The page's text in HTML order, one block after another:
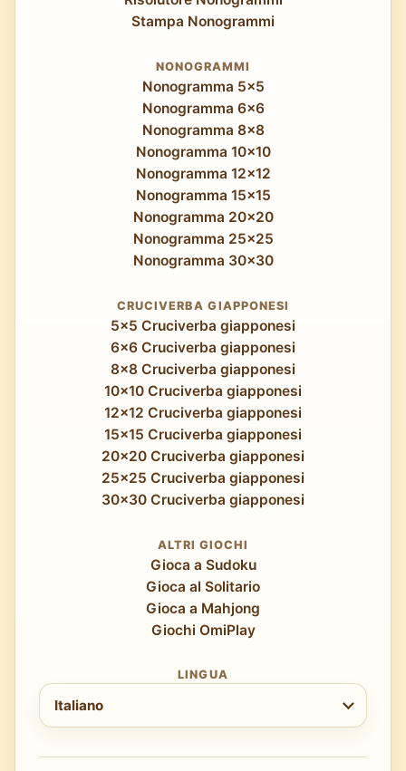
Stampa Nonogrammi
NONOGRAMMI
Nonogramma 5x5
Nonogramma 6x6
Nonogramma 8x8
Nonogramma 10x10
Nonogramma 12x12
Nonogramma 15x15
Nonogramma 20x20
Nonogramma 25x25
Nonogramma 30x30
CRUCIVERBA GIAPPONESI
5x5 Cruciverba giapponesi
6x6 Cruciverba giapponesi
8x8 Cruciverba giapponesi
10x10 Cruciverba giapponesi
12x12 Cruciverba giapponesi
15x15 Cruciverba giapponesi
20x20 Cruciverba giapponesi
25x25 Cruciverba giapponesi
30x30 Cruciverba giapponesi
ALTRI GIOCHI
Gioca a Sudoku
Gioca al Solitario
Gioca a Mahjong
Giochi OmiPlay
LINGUA
Scegli la lingua
Italiano